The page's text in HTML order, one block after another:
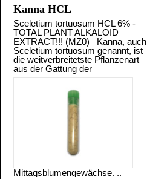
Kanna HCL
Sceletium tortuosum HCL 6% -
TOTAL PLANT ALKALOID
EXTRACT!!! (MZ0) Kanna, auch
Sceletium tortuosum genannt, ist
die weitverbreitetste Pflanzenart
aus der Gattung der
Mittagsblumengewächse. ..